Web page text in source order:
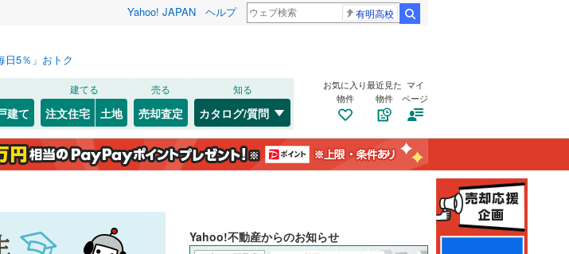
Yahoo! JAPAN ヘルプ 有明高校
日5％」おトク
建て
建てる
注文住宅 土地
売る
売却査定
知る
カタログ/質問
お気に入り
物件
最近見た
物件
マイ
ページ
Yahoo!不動産からのお知らせ